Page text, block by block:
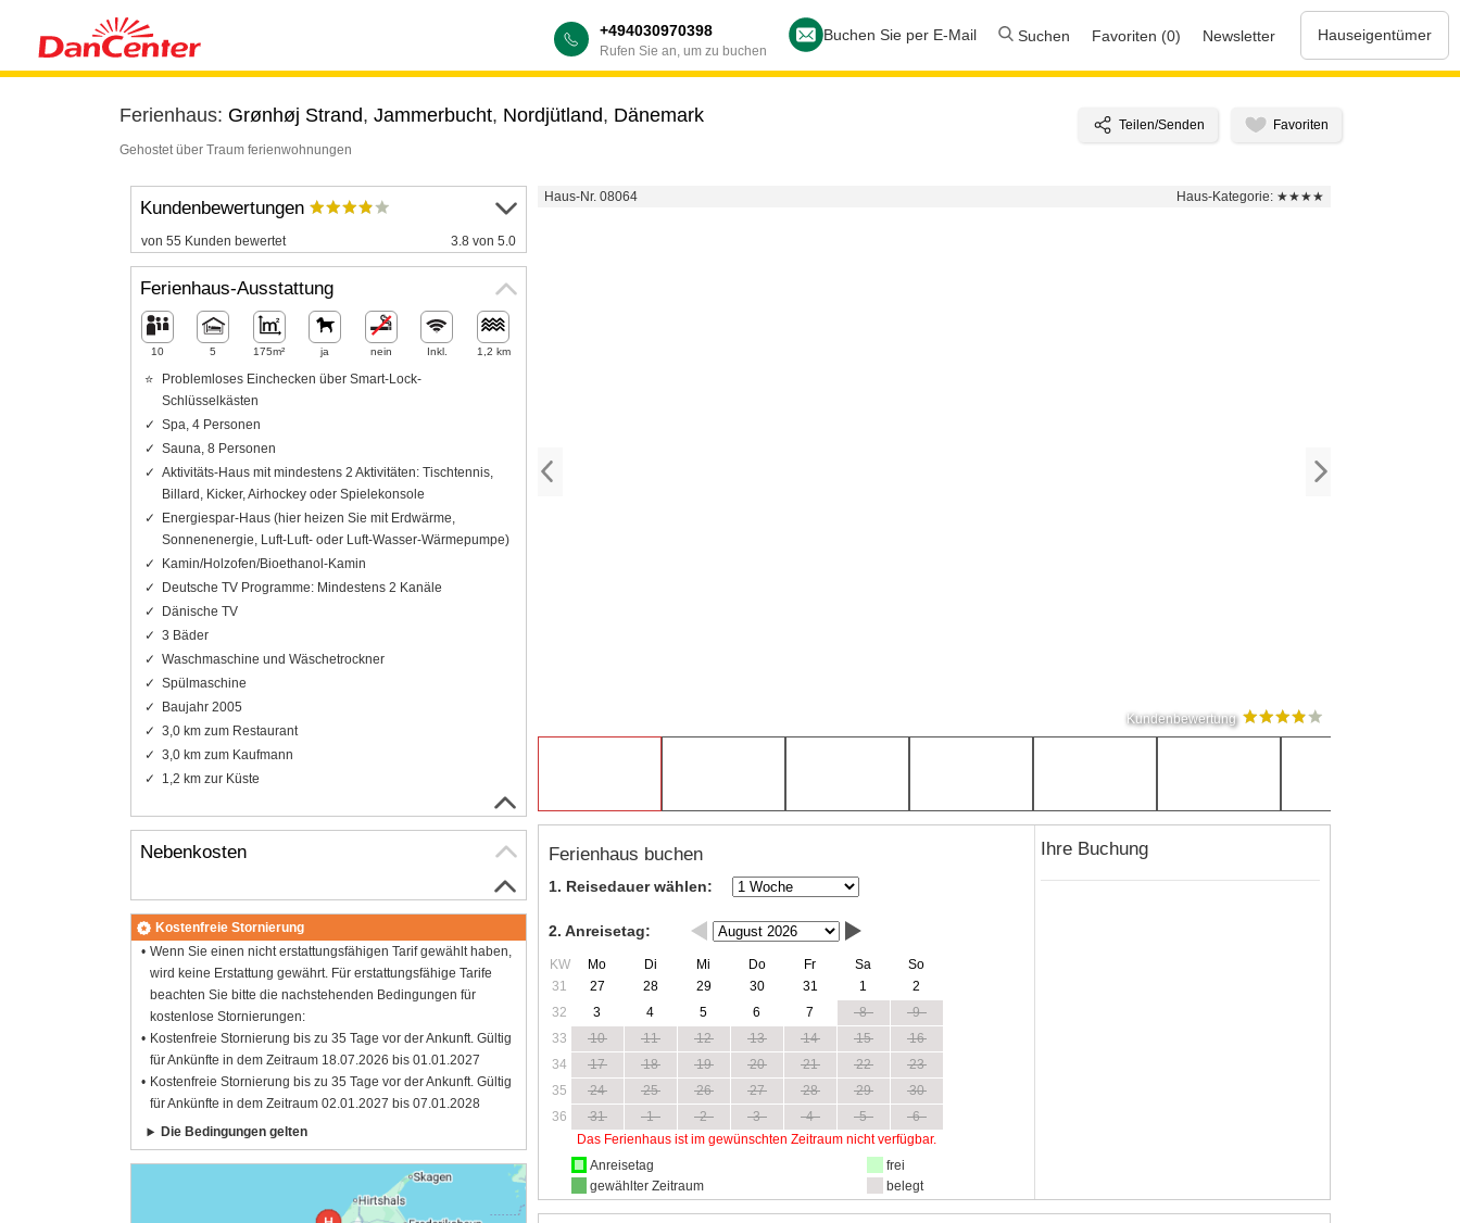
+494030970398
Rufen Sie an, um zu buchen
Buchen Sie per E-Mail Suchen Favoriten (0) Newsletter Hauseigentümer
Ferienhaus: Grønhøj Strand, Jammerbucht, Nordjütland, Dänemark
Gehostet über Traum ferienwohnungen
Haus-Nr. 08064 Haus-Kategorie: ★★★★
Kundenbewertung
Ferienhaus buchen
1. Reisedauer wählen:
2. Anreisetag:
KW Mo Di Mi Do Fr Sa
So
31
27 28 29 30 31 1
2
32
3 4 5 6 7 8
9
33
10 11 12 13 14 15
16
34
17 18 19 20 21 22
23
35
24 25 26 27 28 29
30
36
31 1 2 3 4 5
6
Das Ferienhaus ist im gewünschten Zeitraum nicht verfügbar.
Anreisetag
gewählter Zeitraum
frei
belegt
Ihre Buchung
Kundenbewertungen
von 55 Kunden bewertet 3.8 von 5.0
Ferienhaus-Ausstattung
10 5 175m² ja nein Inkl. 1,2 km
Problemloses Einchecken über Smart-Lock-
Schlüsselkästen
Spa, 4 Personen
Sauna, 8 Personen
Aktivitäts-Haus mit mindestens 2 Aktivitäten: Tischtennis,
Billard, Kicker, Airhockey oder Spielekonsole
Energiespar-Haus (hier heizen Sie mit Erdwärme,
Sonnenenergie, Luft-Luft- oder Luft-Wasser-Wärmepumpe)
Kamin/Holzofen/Bioethanol-Kamin
Deutsche TV Programme: Mindestens 2 Kanäle
Dänische TV
3 Bäder
Waschmaschine und Wäschetrockner
Spülmaschine
Baujahr 2005
3,0 km zum Restaurant
3,0 km zum Kaufmann
1,2 km zur Küste
Nebenkosten
Kostenfreie Stornierung
Wenn Sie einen nicht erstattungsfähigen Tarif gewählt haben,
wird keine Erstattung gewährt. Für erstattungsfähige Tarife
beachten Sie bitte die nachstehenden Bedingungen für
kostenlose Stornierungen:
Kostenfreie Stornierung bis zu 35 Tage vor der Ankunft. Gültig
für Ankünfte in dem Zeitraum 18.07.2026 bis 01.01.2027
Kostenfreie Stornierung bis zu 35 Tage vor der Ankunft. Gültig
für Ankünfte in dem Zeitraum 02.01.2027 bis 07.01.2028
Die Bedingungen gelten